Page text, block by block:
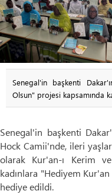
Senegal'in başkenti
Olsun" projesi kapsamında
Senegal'in başkenti
Hock Camii'nde, ileri
olarak Kur'an-ı Kerim
kadınlara "Hediyem
hediye edildi.